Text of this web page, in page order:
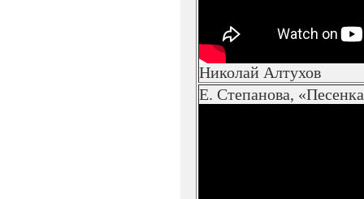
Николай Алтухов
Е. Степанова,